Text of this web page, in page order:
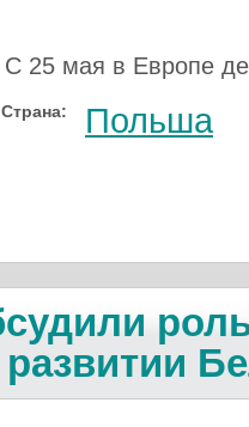
С 25 мая в Европе
Страна: Польша